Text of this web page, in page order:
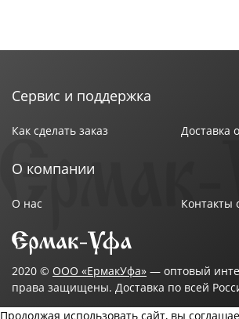
Сервис и поддержка
Как сделать заказ Доставка
О компании
О нас Контакты
2020 © ООО «ЕрмакУфа» — оптовый
права защищены. Доставка по всей
Продолжая использовать сайт, вы